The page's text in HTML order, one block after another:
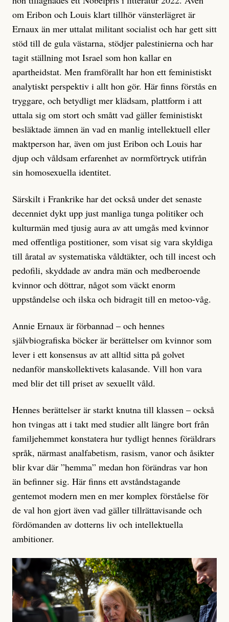
om Eribon och Louis klart tillhör vänsterlägret är
Ernaux än mer uttalat militant socialist och har gett sitt
stöd till de gula västarna, stödjer palestinierna och har
tagit ställning mot Israel som hon kallar en
apartheidstat. Men framförallt har hon ett feministiskt
analytiskt perspektiv i allt hon gör. Här finns förstås en
tryggare, och betydligt mer klädsam, plattform i att
uttala sig om stort och smått vad gäller feministiskt
besläktade ämnen än vad en manlig intellektuell eller
maktperson har, även om just Eribon och Louis har
djup och våldsam erfarenhet av normförtryck utifrån
sin homosexuella identitet.
Särskilt i Frankrike har det också under det senaste
decenniet dykt upp just manliga tunga politiker och
kulturmän med tjusig aura av att umgås med kvinnor
med offentliga postitioner, som visat sig vara skyldiga
till åratal av systematiska våldtäkter, och till incest och
pedofili, skyddade av andra män och medberoende
kvinnor och döttrar, något som väckt enorm
uppståndelse och ilska och bidragit till en metoo-våg.
Annie Ernaux är förbannad – och hennes
självbiografiska böcker är berättelser om kvinnor som
lever i ett konsensus av att alltid sitta på golvet
nedanför manskollektivets kalasande. Vill hon vara
med blir det till priset av sexuellt våld.
Hennes berättelser är starkt knutna till klassen – också
hon tvingas att i takt med studier allt längre bort från
familjehemmet konstatera hur tydligt hennes föräldrars
språk, närmast analfabetism, rasism, vanor och åsikter
blir kvar där ”hemma” medan hon förändras var hon
än befinner sig. Här finns ett avståndstagande
gentemot modern men en mer komplex förståelse för
de val hon gjort även vad gäller tillrättavisande och
fördömanden av dotterns liv och intellektuella
ambitioner.